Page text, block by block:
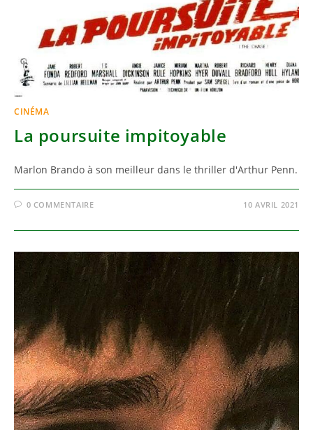
CINÉMA
La poursuite impitoyable
Marlon Brando à son meilleur dans le thriller d'Arthur Penn.
0 COMMENTAIRE 10 AVRIL 2021